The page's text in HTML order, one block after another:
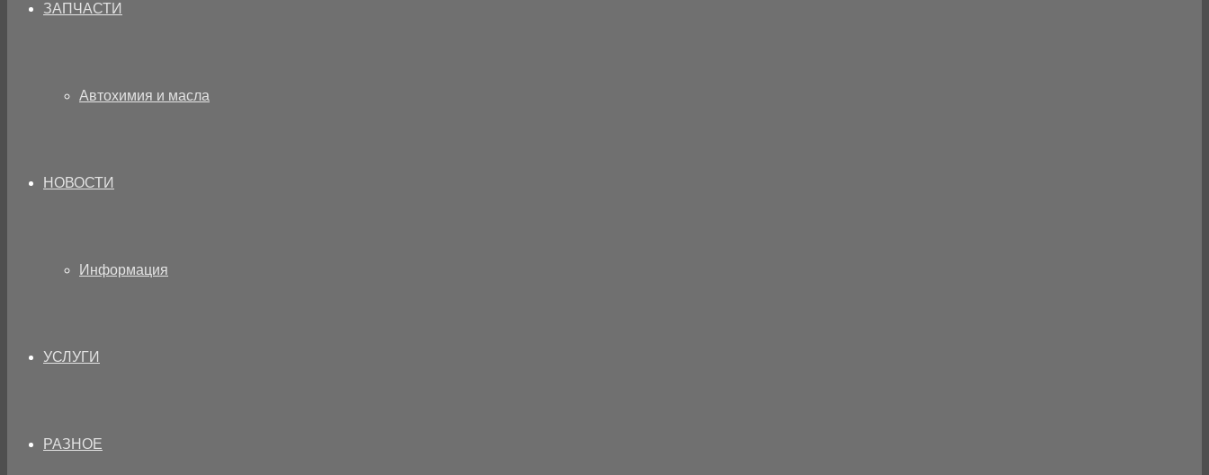
ЗАПЧАСТИ
Автохимия и масла
НОВОСТИ
Информация
УСЛУГИ
РАЗНОЕ